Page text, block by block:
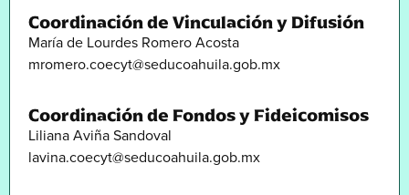
Coordinación de Vinculación y Difusión
María de Lourdes Romero Acosta
mromero.coecyt@seducoahuila.gob.mx
Coordinación de Fondos y Fideicomisos
Liliana Aviña Sandoval
lavina.coecyt@seducoahuila.gob.mx